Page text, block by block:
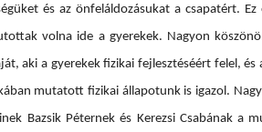
és az önfeláldozásukat a csapatért.
volna ide a gyerekek. Nagyon
aki a gyerekek fizikai fejlesztéséért felel,
mutatott fizikai állapotunk is igazol.
Bazsik Péternek és Kerezsi Csabának a